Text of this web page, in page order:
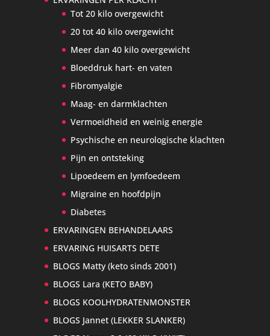
Tot 20 kilo overgewicht
20 tot 40 kilo overgewicht
Meer dan 40 kilo overgewicht
Bloeddruk hart- en vaten
Fibromyalgie
Maag- en darmklachten
Vermoeidheid en weinig energie
Psychische en neurologische klachten
Pijn en ontsteking
Lipoedeem en lymfoedeem
Migraine en hoofdpijn
Diabetes
ERVARINGEN BEHANDELAARS
ERVARING HUISARTS DETE
BLOGS Matty (keto sinds 2001)
BLOGS Lara (KETO BABY)
BLOGS KOOLHYDRATENMONSTER
BLOGS Jannet (LEKKER SLANKER)